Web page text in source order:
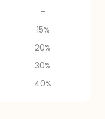
-
15%
20%
30%
40%